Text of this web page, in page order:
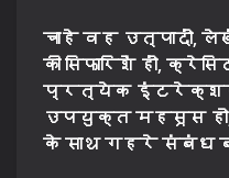
चाहे वह उत्पादों,
की सिफारिशें हों,
प्रत्येक इंटरेक्शन
उपयुक्त महसूस
के साथ गहरे संबंध